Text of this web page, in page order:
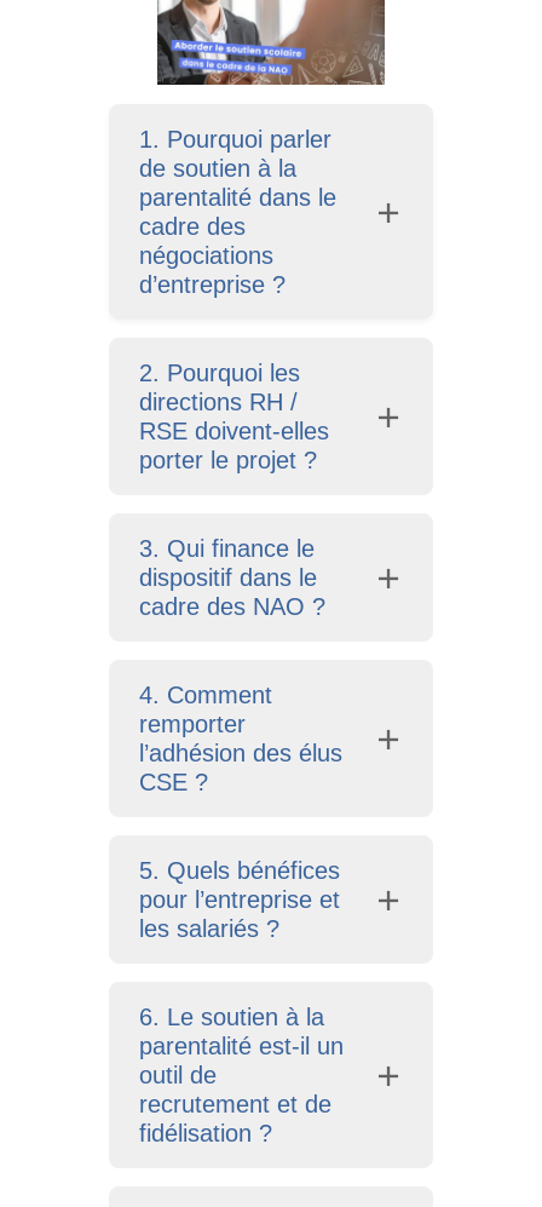
1. Pourquoi parler
de soutien à la
parentalité dans le
cadre des
négociations
d’entreprise ?
2. Pourquoi les
directions RH /
RSE doivent-elles
porter le projet ?
3. Qui finance le
dispositif dans le
cadre des NAO ?
4. Comment
remporter
l’adhésion des élus
CSE ?
5. Quels bénéfices
pour l’entreprise et
les salariés ?
6. Le soutien à la
parentalité est-il un
outil de
recrutement et de
fidélisation ?